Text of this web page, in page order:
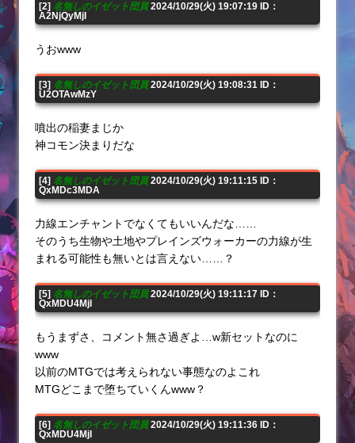
[2] 名無しのイゼット団員2024/10/29(火) 19:07:19 ID：
A2NjQyMjI
うおwww
[3] 名無しのイゼット団員2024/10/29(火) 19:08:31 ID：
U2OTAwMzY
噴出の稲妻まじか
神コモン決まりだな
[4] 名無しのイゼット団員2024/10/29(火) 19:11:15 ID：
QxMDc3MDA
力線エンチャントでなくてもいいんだな……
そのうち生物や土地やプレインズウォーカーの力線が生
まれる可能性も無いとは言えない……？
[5] 名無しのイゼット団員2024/10/29(火) 19:11:17 ID：
QxMDU4MjI
もうまずさ、コメント無さ過ぎよ…w新セットなのに
www
以前のMTGでは考えられない事態なのよこれ
MTGどこまで堕ちていくんwww？
[6] 名無しのイゼット団員2024/10/29(火) 19:11:36 ID：
QxMDU4MjI